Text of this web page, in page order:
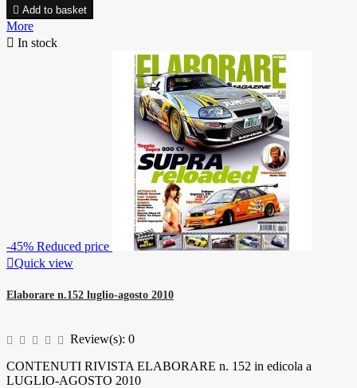
 Add to basket
More
 In stock
-45% Reduced price
Quick view
Elaborare n.152 luglio-agosto 2010
Review(s): 0
CONTENUTI RIVISTA ELABORARE n. 152 in edicola a
LUGLIO-AGOSTO 2010